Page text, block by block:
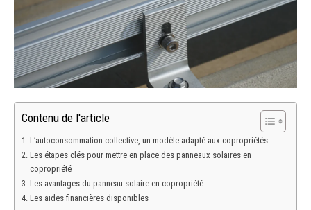
Contenu de l'article
L’autoconsommation collective, un modèle adapté aux copropriétés
Les étapes clés pour mettre en place des panneaux solaires en
copropriété
Les avantages du panneau solaire en copropriété
Les aides financières disponibles